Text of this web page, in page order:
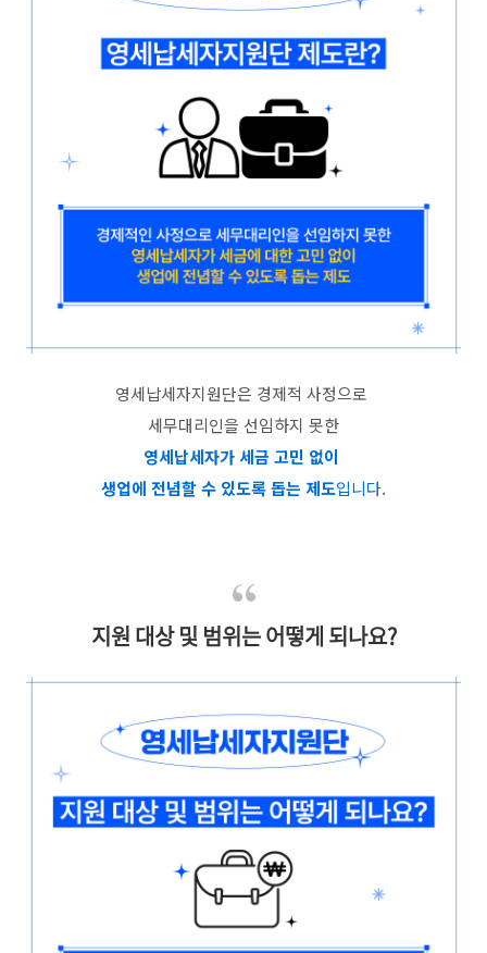
영세납세자지원단은 경제적 사정으로
세무대리인을 선임하지 못한
영세납세자가 세금 고민 없이
생업에 전념할 수 있도록 돕는 제도입니다.
지원 대상 및 범위는 어떻게 되나요?